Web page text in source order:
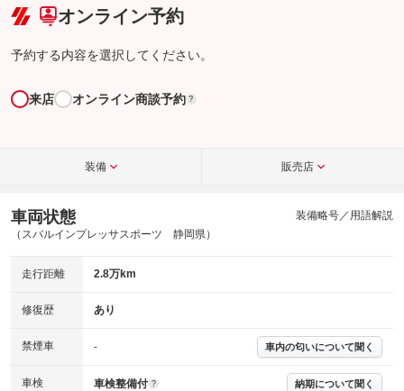
オンライン予約
予約する内容を選択してください。
来店 オンライン商談予約 ?
装備 販売店
車両状態
（スバルインプレッサスポーツ 静岡県）
装備略号／用語解説
走行距離 2.8万km
修復歴 あり
禁煙車 - 車内の匂いについて聞く
車検 車検整備付 ? 納期について聞く